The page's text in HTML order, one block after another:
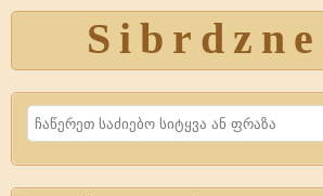
Search